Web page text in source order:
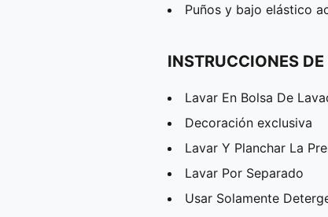
Puños y bajo elástico
INSTRUCCIONES
Lavar En Bolsa De
Decoración exclusiva
Lavar Y Planchar La
Lavar Por Separado
Usar Solamente